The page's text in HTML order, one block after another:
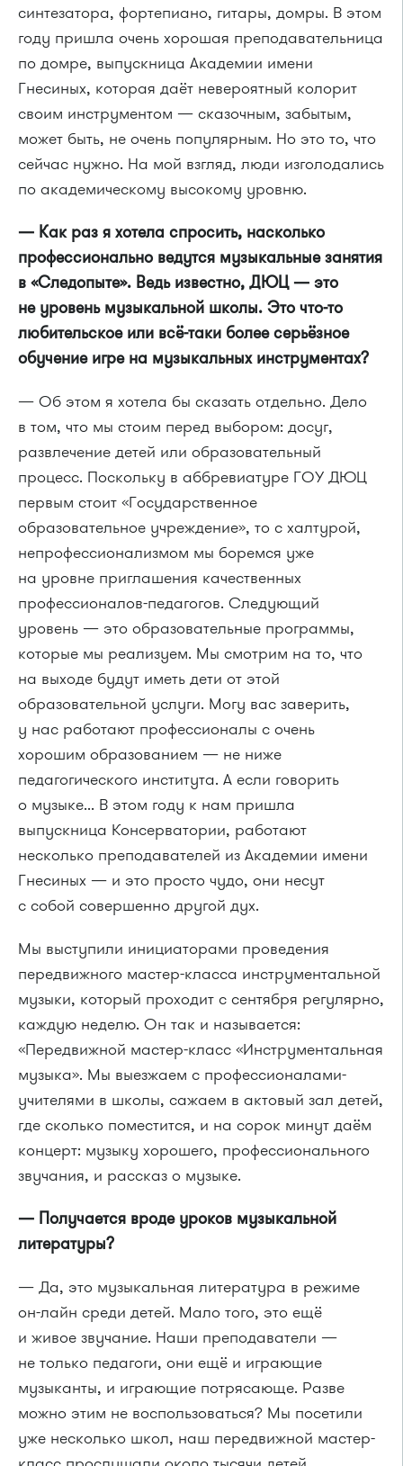
синтезатора, фортепиано, гитары, домры. В этом
году пришла очень хорошая преподавательница
по домре, выпускница Академии имени
Гнесиных, которая даёт невероятный колорит
своим инструментом — сказочным, забытым,
может быть, не очень популярным. Но это то, что
сейчас нужно. На мой взгляд, люди изголодались
по академическому высокому уровню.
— Как раз я хотела спросить, насколько
профессионально ведутся музыкальные занятия
в «Следопыте». Ведь известно, ДЮЦ — это
не уровень музыкальной школы. Это что-то
любительское или всё-таки более серьёзное
обучение игре на музыкальных инструментах?
— Об этом я хотела бы сказать отдельно. Дело
в том, что мы стоим перед выбором: досуг,
развлечение детей или образовательный
процесс. Поскольку в аббревиатуре ГОУ ДЮЦ
первым стоит «Государственное
образовательное учреждение», то с халтурой,
непрофессионализмом мы боремся уже
на уровне приглашения качественных
профессионалов-педагогов. Следующий
уровень — это образовательные программы,
которые мы реализуем. Мы смотрим на то, что
на выходе будут иметь дети от этой
образовательной услуги. Могу вас заверить,
у нас работают профессионалы с очень
хорошим образованием — не ниже
педагогического института. А если говорить
о музыке... В этом году к нам пришла
выпускница Консерватории, работают
несколько преподавателей из Академии имени
Гнесиных — и это просто чудо, они несут
с собой совершенно другой дух.
Мы выступили инициаторами проведения
передвижного мастер-класса инструментальной
музыки, который проходит с сентября регулярно,
каждую неделю. Он так и называется:
«Передвижной мастер-класс «Инструментальная
музыка». Мы выезжаем с профессионалами-
учителями в школы, сажаем в актовый зал детей,
где сколько поместится, и на сорок минут даём
концерт: музыку хорошего, профессионального
звучания, и рассказ о музыке.
— Получается вроде уроков музыкальной
литературы?
— Да, это музыкальная литература в режиме
он-лайн среди детей. Мало того, это ещё
и живое звучание. Наши преподаватели —
не только педагоги, они ещё и играющие
музыканты, и играющие потрясающе. Разве
можно этим не воспользоваться? Мы посетили
уже несколько школ, наш передвижной мастер-